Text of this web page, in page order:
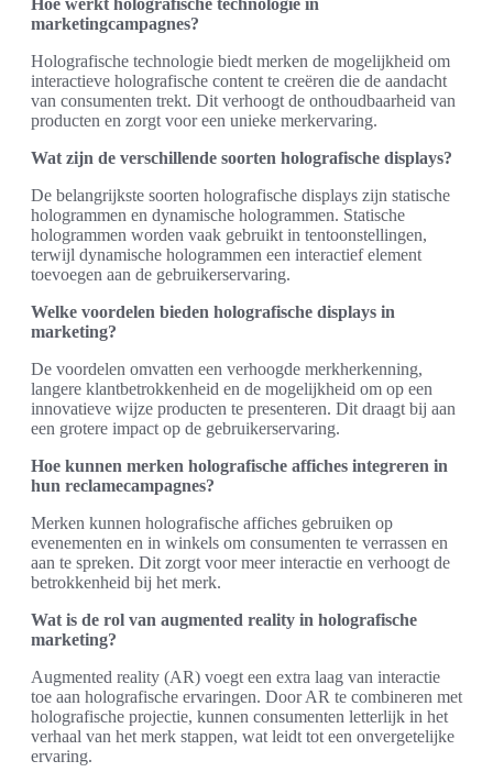
Hoe werkt holografische technologie in
marketingcampagnes?
Holografische technologie biedt merken de mogelijkheid om
interactieve holografische content te creëren die de aandacht
van consumenten trekt. Dit verhoogt de onthoudbaarheid van
producten en zorgt voor een unieke merkervaring.
Wat zijn de verschillende soorten holografische displays?
De belangrijkste soorten holografische displays zijn statische
hologrammen en dynamische hologrammen. Statische
hologrammen worden vaak gebruikt in tentoonstellingen,
terwijl dynamische hologrammen een interactief element
toevoegen aan de gebruikerservaring.
Welke voordelen bieden holografische displays in
marketing?
De voordelen omvatten een verhoogde merkherkenning,
langere klantbetrokkenheid en de mogelijkheid om op een
innovatieve wijze producten te presenteren. Dit draagt bij aan
een grotere impact op de gebruikerservaring.
Hoe kunnen merken holografische affiches integreren in
hun reclamecampagnes?
Merken kunnen holografische affiches gebruiken op
evenementen en in winkels om consumenten te verrassen en
aan te spreken. Dit zorgt voor meer interactie en verhoogt de
betrokkenheid bij het merk.
Wat is de rol van augmented reality in holografische
marketing?
Augmented reality (AR) voegt een extra laag van interactie
toe aan holografische ervaringen. Door AR te combineren met
holografische projectie, kunnen consumenten letterlijk in het
verhaal van het merk stappen, wat leidt tot een onvergetelijke
ervaring.